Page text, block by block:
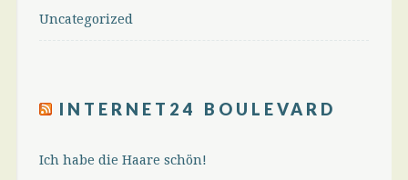
Uncategorized
INTERNET24 BOULEVARD
Ich habe die Haare schön!